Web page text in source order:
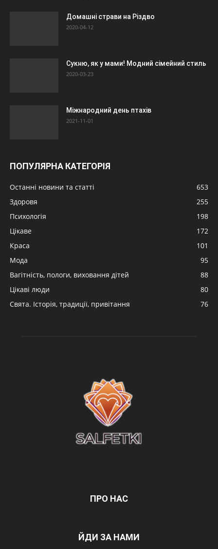
Домашні страви на Різдво
2020-04-12
Сукню, як у мами! Модний сімейний стиль
2020-03-23
Міжнародний день птахів
2021-11-01
ПОПУЛЯРНА КАТЕГОРІЯ
Останні новини та статті
653
Здоровя
255
Психологія
198
Цікаве
172
Краса
101
Мода
95
Вагітність, пологи, виховання дітей
88
Цікаві люди
80
Свята. Історія, традиції, привітання
76
ПРО НАС
ЙДИ ЗА НАМИ